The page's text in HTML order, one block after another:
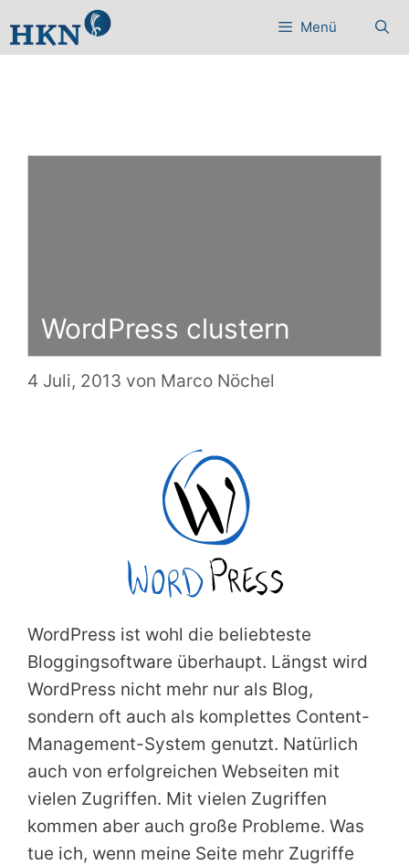
Inhalt
Menü
WordPress clustern
4 Juli, 2013 von Marco Nöchel
WordPress ist wohl die beliebteste
Bloggingsoftware überhaupt. Längst wird
WordPress nicht mehr nur als Blog,
sondern oft auch als komplettes Content-
Management-System genutzt. Natürlich
auch von erfolgreichen Webseiten mit
vielen Zugriffen. Mit vielen Zugriffen
kommen aber auch große Probleme. Was
tue ich, wenn meine Seite mehr Zugriffe